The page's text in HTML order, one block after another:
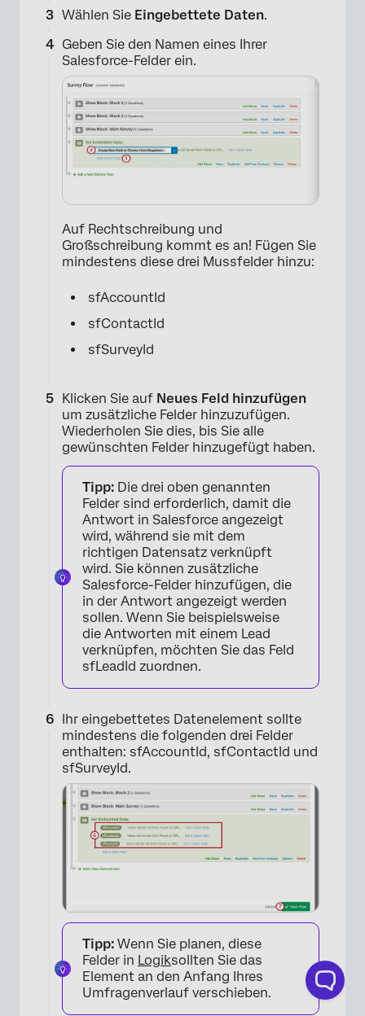
×
×
Wählen Sie Eingebettete Daten.
Geben Sie den Namen eines Ihrer
Salesforce-Felder ein.
×
Auf Rechtschreibung und
Großschreibung kommt es an! Fügen Sie
mindestens diese drei Mussfelder hinzu:
sfAccountId
sfContactId
sfSurveyId
Klicken Sie auf Neues Feld hinzufügen
um zusätzliche Felder hinzuzufügen.
Wiederholen Sie dies, bis Sie alle
gewünschten Felder hinzugefügt haben.
Tipp: Die drei oben genannten
Felder sind erforderlich, damit die
Antwort in Salesforce angezeigt
wird, während sie mit dem
richtigen Datensatz verknüpft
wird. Sie können zusätzliche
Salesforce-Felder hinzufügen, die
in der Antwort angezeigt werden
sollen. Wenn Sie beispielsweise
die Antworten mit einem Lead
verknüpfen, möchten Sie das Feld
sfLeadId zuordnen.
Ihr eingebettetes Datenelement sollte
mindestens die folgenden drei Felder
enthalten: sfAccountId, sfContactId und
sfSurveyId.
Tipp: Wenn Sie planen, diese
Felder in Logiksollten Sie das
Element an den Anfang Ihres
Umfragenverlauf verschieben.